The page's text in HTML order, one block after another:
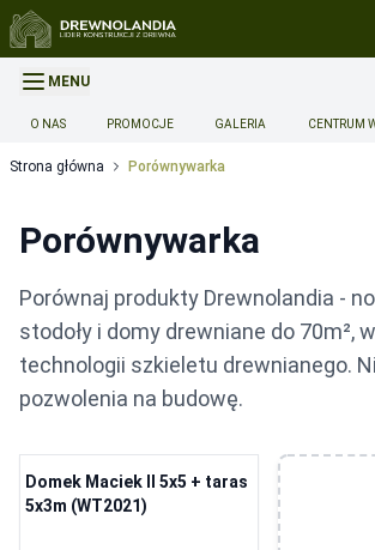
MENU
O NAS PROMOCJE GALERIA CENTRUM
Strona główna Porównywarka
Porównywarka
Porównaj produkty Drewnolandia -
stodoły i domy drewniane do 70m²,
technologii szkieletu drewnianego.
pozwolenia na budowę.
PROMOCJA
Domek Maciek II 5x5 + taras
5x3m (WT2021)